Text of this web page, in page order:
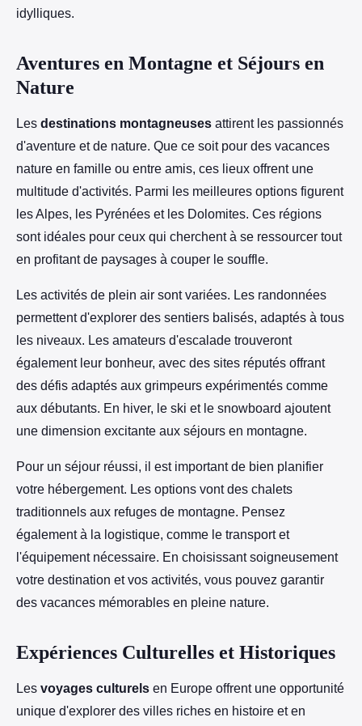
idylliques.
Aventures en Montagne et Séjours en
Nature
Les destinations montagneuses attirent les passionnés
d'aventure et de nature. Que ce soit pour des vacances
nature en famille ou entre amis, ces lieux offrent une
multitude d'activités. Parmi les meilleures options figurent
les Alpes, les Pyrénées et les Dolomites. Ces régions
sont idéales pour ceux qui cherchent à se ressourcer tout
en profitant de paysages à couper le souffle.
Les activités de plein air sont variées. Les randonnées
permettent d'explorer des sentiers balisés, adaptés à tous
les niveaux. Les amateurs d'escalade trouveront
également leur bonheur, avec des sites réputés offrant
des défis adaptés aux grimpeurs expérimentés comme
aux débutants. En hiver, le ski et le snowboard ajoutent
une dimension excitante aux séjours en montagne.
Pour un séjour réussi, il est important de bien planifier
votre hébergement. Les options vont des chalets
traditionnels aux refuges de montagne. Pensez
également à la logistique, comme le transport et
l'équipement nécessaire. En choisissant soigneusement
votre destination et vos activités, vous pouvez garantir
des vacances mémorables en pleine nature.
Expériences Culturelles et Historiques
Les voyages culturels en Europe offrent une opportunité
unique d'explorer des villes riches en histoire et en